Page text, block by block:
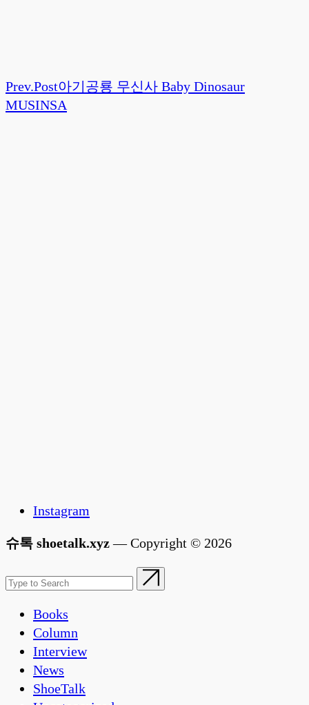
Prev.Post아기공룡 무신사 Baby Dinosaur
MUSINSA
Instagram
슈톡 shoetalk.xyz— Copyright © 2026
Books
Column
Interview
News
ShoeTalk